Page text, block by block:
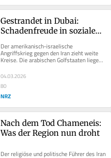
Gestrandet in Dubai:
Schadenfreude in sozialen
Der amerikanisch-israelische
Angriffskrieg gegen den Iran zieht weite
Kreise. Die arabischen Golfstaaten liegen
04.03.2026
80
NRZ
Nach dem Tod Chameneis:
Was der Region nun droht
Der religiöse und politische Führer des Iran